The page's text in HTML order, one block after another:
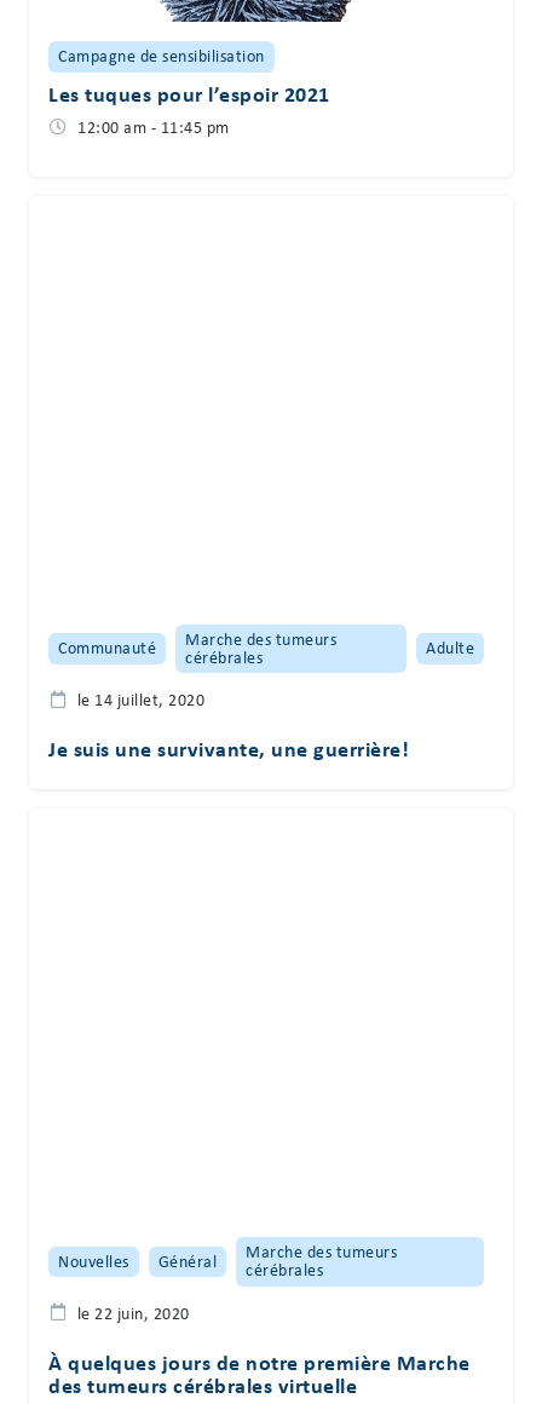
Campagne de sensibilisation
Les tuques pour l’espoir 2021
12:00 am - 11:45 pm
Communauté Marche des tumeurs
cérébrales Adulte
le 14 juillet, 2020
Je suis une survivante, une guerrière!
Nouvelles Général Marche des tumeurs
cérébrales
le 22 juin, 2020
À quelques jours de notre première Marche
des tumeurs cérébrales virtuelle